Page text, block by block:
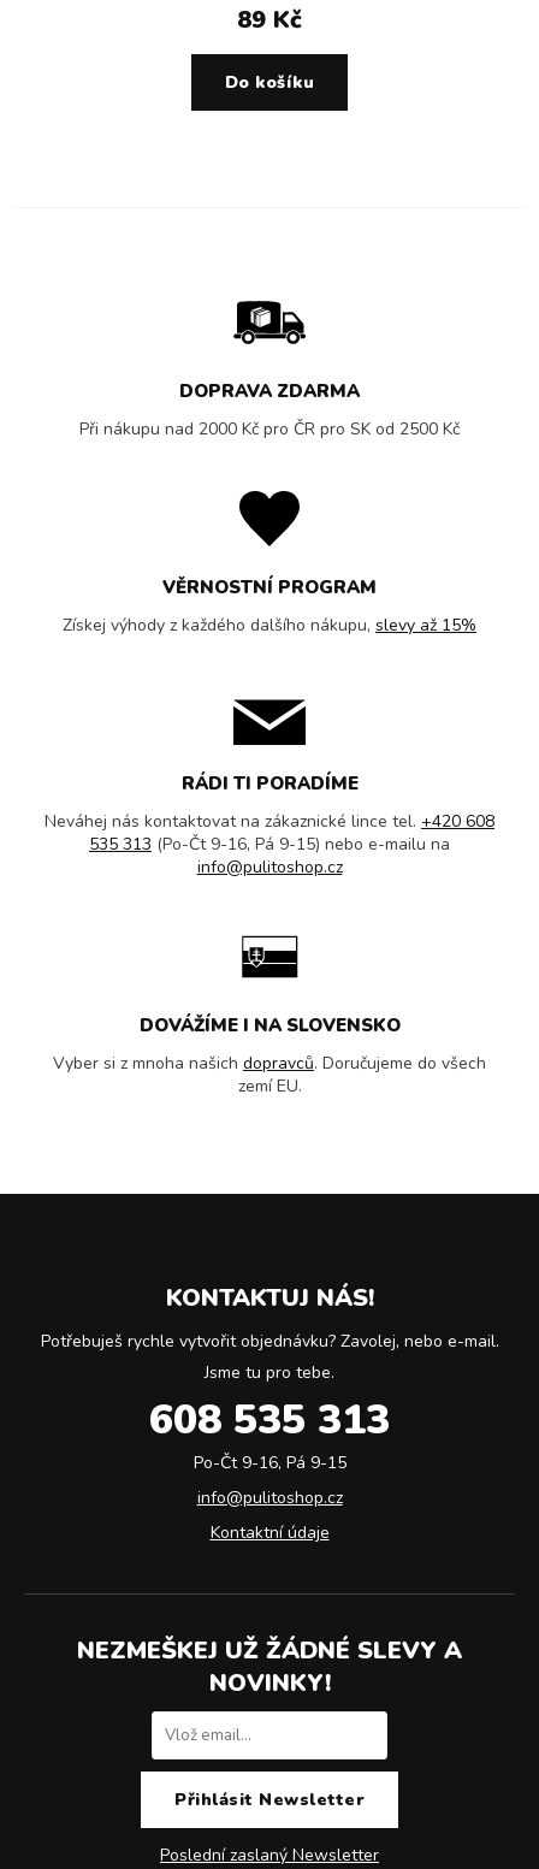
89 Kč
Do košíku
DOPRAVA ZDARMA
Při nákupu nad 2000 Kč pro ČR pro SK od 2500 Kč
VĚRNOSTNÍ PROGRAM
Získej výhody z každého dalšího nákupu, slevy až 15%
RÁDI TI PORADÍME
Neváhej nás kontaktovat na zákaznické lince tel. +420 608
535 313 (Po-Čt 9-16, Pá 9-15) nebo e-mailu na
info@pulitoshop.cz
DOVÁŽÍME I NA SLOVENSKO
Vyber si z mnoha našich dopravců. Doručujeme do všech
zemí EU.
KONTAKTUJ NÁS!
Potřebuješ rychle vytvořit objednávku? Zavolej, nebo e-mail.
Jsme tu pro tebe.
608 535 313
Po-Čt 9-16, Pá 9-15
info@pulitoshop.cz
Kontaktní údaje
NEZMEŠKEJ UŽ ŽÁDNÉ SLEVY A
NOVINKY!
Poslední zaslaný Newsletter